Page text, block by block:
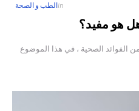
inالطب و الصحة
من الفوائد الصحية ، في هذا الموضوع